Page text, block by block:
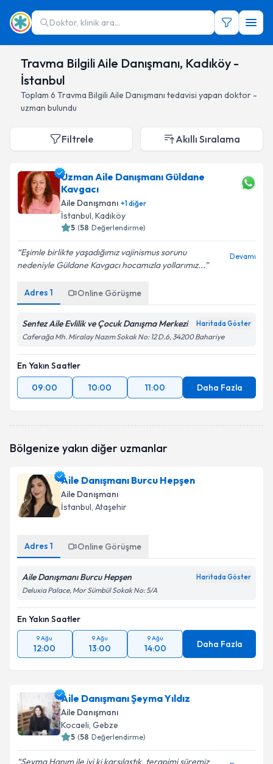
Doktor, klinik ara...
Travma Bilgili Aile Danışmanı, Kadıköy -
İstanbul
Toplam 6 Travma Bilgili Aile Danışmanı tedavisi yapan doktor -
uzman bulundu
Filtrele Akıllı Sıralama
Uzman Aile Danışmanı Güldane
Kavgacı
Aile Danışmanı +1diğer
İstanbul, Kadıköy
5 (58 Değerlendirme)
Eşimle birlikte yaşadığımız vajinismus sorunu
nedeniyle Güldane Kavgacı hocamızla yollarımız...
Devamı
Adres 1 Online Görüşme
Sentez Aile Evlilik ve Çocuk Danışma Merkezi Haritada Göster
Caferağa Mh. Miralay Nazım Sokak No: 12 D.6, 34200 Bahariye
En Yakın Saatler
09:00
10:00 11:00 Daha Fazla
Bölgenize yakın diğer uzmanlar
Aile Danışmanı Burcu Hepşen
Aile Danışmanı
İstanbul, Ataşehir
Adres 1 Online Görüşme
Aile Danışmanı Burcu Hepşen Haritada Göster
Deluxia Palace, Mor Sümbül Sokak No: 5/A
En Yakın Saatler
9 Ağu
12:00
9 Ağu
13:00
9 Ağu
14:00 Daha Fazla
Aile Danışmanı Şeyma Yıldız
Aile Danışmanı
Kocaeli, Gebze
5 (58 Değerlendirme)
Şeyma Hanım ile iyi ki karşılaştık, terapimi süremiz